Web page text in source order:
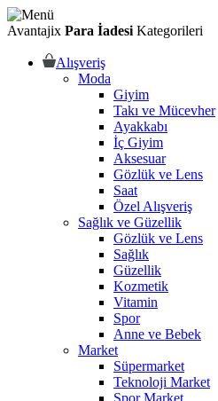
Avantajix Para İadesi Kategorileri
Alışveriş
Moda
Giyim
Takı ve Mücevher
Ayakkabı
İç Giyim
Aksesuar
Gözlük ve Lens
Saat
Özel Alışveriş
Sağlık ve Güzellik
Gözlük ve Lens
Sağlık
Güzellik
Kozmetik
Vitamin
Spor
Anne ve Bebek
Market
Süpermarket
Teknoloji Market
Spor Market